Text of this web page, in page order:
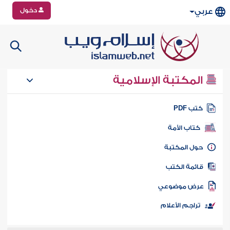
عربي دخول
المكتبة الإسلامية
كتب PDF
كتاب الأمة
المكتبة
الكتب
موضوعي